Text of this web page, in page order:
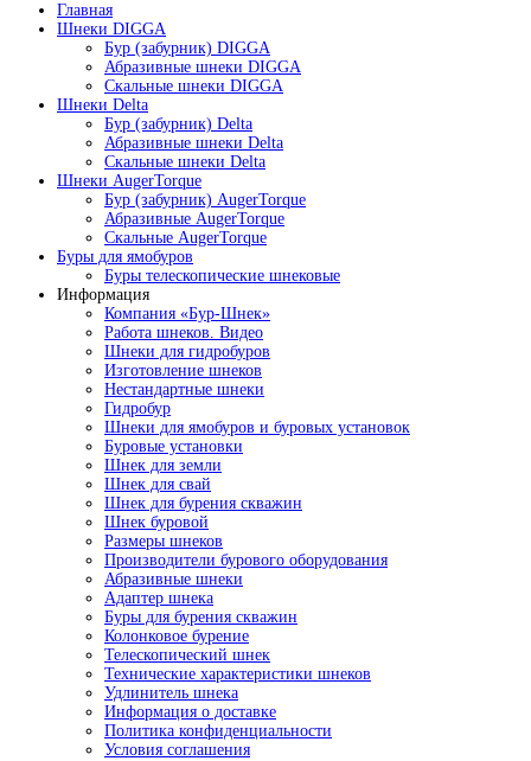
Главная
Шнеки DIGGA
Бур (забурник) DIGGA
Абразивные шнеки DIGGA
Скальные шнеки DIGGA
Шнеки Delta
Бур (забурник) Delta
Абразивные шнеки Delta
Скальные шнеки Delta
Шнеки AugerTorque
Бур (забурник) AugerTorque
Абразивные AugerTorque
Скальные AugerTorque
Буры для ямобуров
Буры телескопические шнековые
Информация
Компания «Бур-Шнек»
Работа шнеков. Видео
Шнеки для гидробуров
Изготовление шнеков
Нестандартные шнеки
Гидробур
Шнеки для ямобуров и буровых установок
Буровые установки
Шнек для земли
Шнек для свай
Шнек для бурения скважин
Шнек буровой
Размеры шнеков
Производители бурового оборудования
Абразивные шнеки
Адаптер шнека
Буры для бурения скважин
Колонковое бурение
Телескопический шнек
Технические характеристики шнеков
Удлинитель шнека
Информация о доставке
Политика конфиденциальности
Условия соглашения